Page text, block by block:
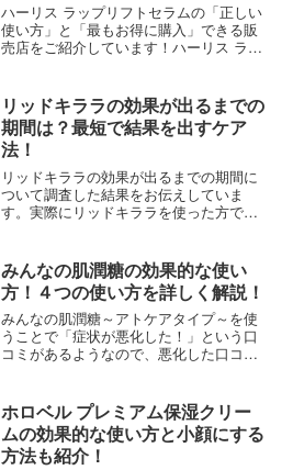
ハーリス ラップリフトセラムの「正しい
使い方」と「最もお得に購入」できる販
売店をご紹介しています！ハーリス ラッ
めることが期待できます。他にも、自身
にあった「使用頻度・使用量」を見つけ
ることが大切です。
リッドキララの効果が出るまでの
期間は？最短で結果を出すケア
法！
リッドキララの効果が出るまでの期間に
ついて調査した結果をお伝えしていま
す。実際にリッドキララを使った方で
果アリの方とそうでない方の違いは何な
のか？などの調査結果も紹介していま
す。
みんなの肌潤糖の効果的な使い
方！４つの使い方を詳しく解説！
みんなの肌潤糖～アトケアタイプ～を使
うことで「症状が悪化した！」という口
コミがあるようなので、悪化した口コミ
「使用上の注意点」なども調べてみまし
た。実際に、みんなの肌潤糖を使用した
方の口コミから確認しました。
ホロベル プレミアム保湿クリー
ムの効果的な使い方と小顔にする
方法も紹介！